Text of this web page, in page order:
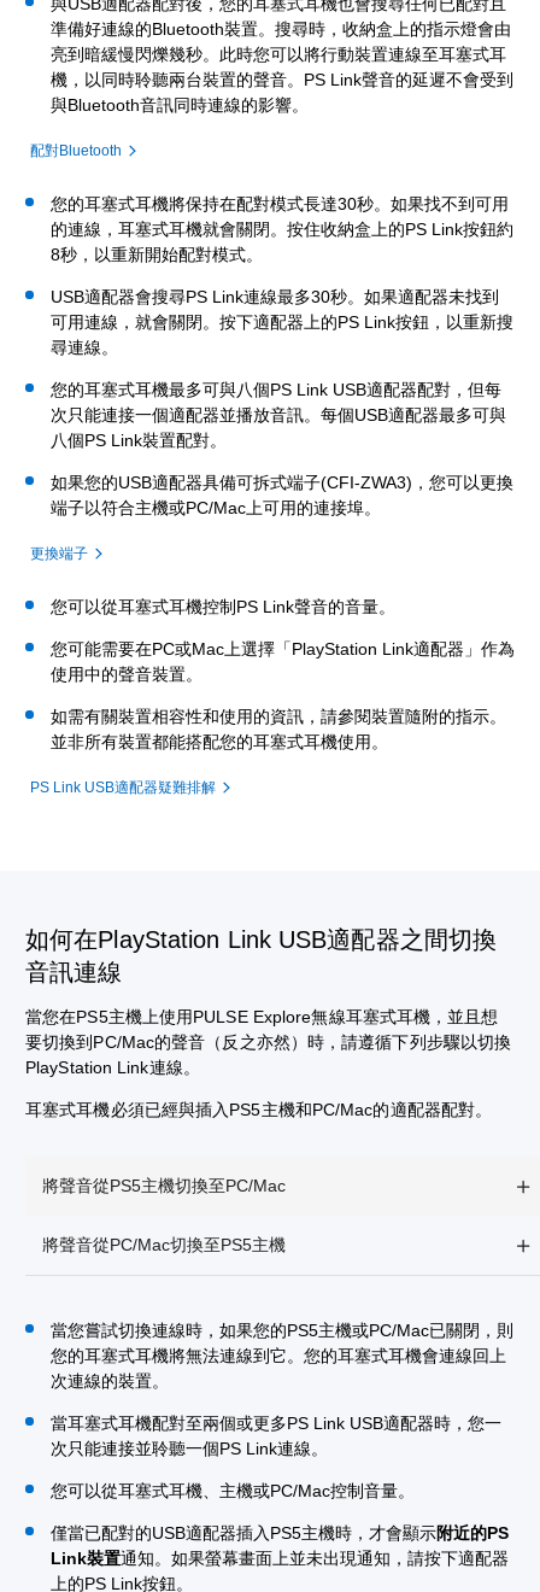
與USB適配器配對後，您的耳塞式耳機也會搜尋任何已配對且
準備好連線的Bluetooth裝置。搜尋時，收納盒上的指示燈會由
亮到暗緩慢閃爍幾秒。此時您可以將行動裝置連線至耳塞式耳
機，以同時聆聽兩台裝置的聲音。PS Link聲音的延遲不會受到
與Bluetooth音訊同時連線的影響。
配對Bluetooth
您的耳塞式耳機將保持在配對模式長達30秒。如果找不到可用
的連線，耳塞式耳機就會關閉。按住收納盒上的PS Link按鈕約
8秒，以重新開始配對模式。
USB適配器會搜尋PS Link連線最多30秒。如果適配器未找到
可用連線，就會關閉。按下適配器上的PS Link按鈕，以重新搜
尋連線。
您的耳塞式耳機最多可與八個PS Link USB適配器配對，但每
次只能連接一個適配器並播放音訊。每個USB適配器最多可與
八個PS Link裝置配對。
如果您的USB適配器具備可拆式端子(CFI-ZWA3)，您可以更換
端子以符合主機或PC/Mac上可用的連接埠。
更換端子
您可以從耳塞式耳機控制PS Link聲音的音量。
您可能需要在PC或Mac上選擇「PlayStation Link適配器」作為
使用中的聲音裝置。
如需有關裝置相容性和使用的資訊，請參閱裝置隨附的指示。
並非所有裝置都能搭配您的耳塞式耳機使用。
PS Link USB適配器疑難排解
如何在PlayStation Link USB適配器之間切換
音訊連線
當您在PS5主機上使用PULSE Explore無線耳塞式耳機，並且想
要切換到PC/Mac的聲音（反之亦然）時，請遵循下列步驟以切換
PlayStation Link連線。
耳塞式耳機必須已經與插入PS5主機和PC/Mac的適配器配對。
將聲音從PS5主機切換至PC/Mac
將聲音從PC/Mac切換至PS5主機
當您嘗試切換連線時，如果您的PS5主機或PC/Mac已關閉，則
您的耳塞式耳機將無法連線到它。您的耳塞式耳機會連線回上
次連線的裝置。
當耳塞式耳機配對至兩個或更多PS Link USB適配器時，您一
次只能連接並聆聽一個PS Link連線。
您可以從耳塞式耳機、主機或PC/Mac控制音量。
僅當已配對的USB適配器插入PS5主機時，才會顯示附近的PS
Link裝置通知。如果螢幕畫面上並未出現通知，請按下適配器
上的PS Link按鈕。